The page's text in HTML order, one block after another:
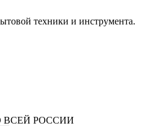
техники и инструмента.
РОССИИ